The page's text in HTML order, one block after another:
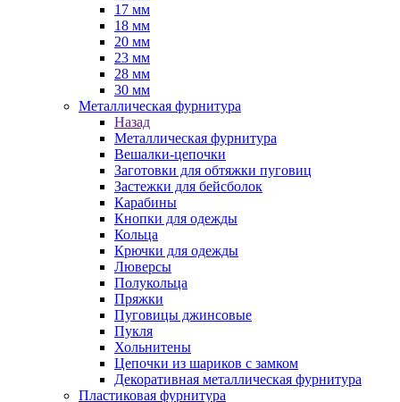
17 мм
18 мм
20 мм
23 мм
28 мм
30 мм
Металлическая фурнитура
Назад
Металлическая фурнитура
Вешалки-цепочки
Заготовки для обтяжки пуговиц
Застежки для бейсболок
Карабины
Кнопки для одежды
Кольца
Крючки для одежды
Люверсы
Полукольца
Пряжки
Пуговицы джинсовые
Пукля
Хольнитены
Цепочки из шариков с замком
Декоративная металлическая фурнитура
Пластиковая фурнитура